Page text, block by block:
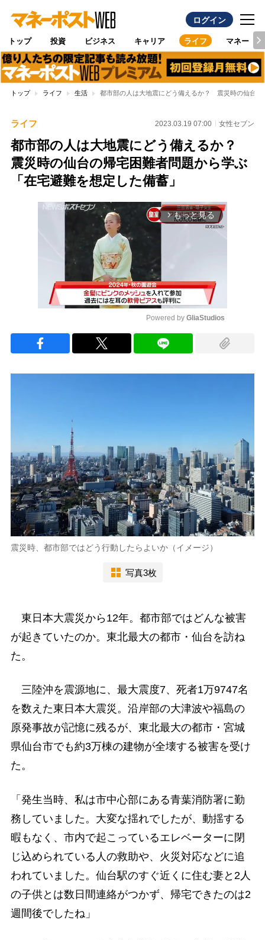
ログイン
トップ 投資 ビジネス キャリア ライフ マネー
トップ ライフ 生活 都市部の人は大地震にどう備えるか？ 震災時の仙台
ライフ 2023.03.19 07:00 女性セブン
都市部の人は大地震にどう備えるか？
震災時の仙台の帰宅困難者問題から学ぶ
「在宅避難を想定した備蓄」
arrow_forward_ios もっと見る
Powered by GliaStudios
震災時、都市部ではどう行動したらよいか（イメージ）
写真3枚
東日本大震災から12年。都市部ではどんな被害
が起きていたのか。東北最大の都市・仙台を訪ね
た。
三陸沖を震源地に、最大震度7、死者1万9747名
を数えた東日本大震災。沿岸部の大津波や福島の
原発事故が記憶に残るが、東北最大の都市・宮城
県仙台市でも約3万棟の建物が全壊する被害を受け
た。
「発生当時、私は市中心部にある青葉消防署に勤
務していました。大変な揺れでしたが、動揺する
暇もなく、市内で起こっているエレベーターに閉
じ込められている人の救助や、火災対応などに追
われていました。仙台駅のすぐ近くに住む妻と2人
の子供とは数日間連絡がつかず、帰宅できたのは2
週間後でしたね」